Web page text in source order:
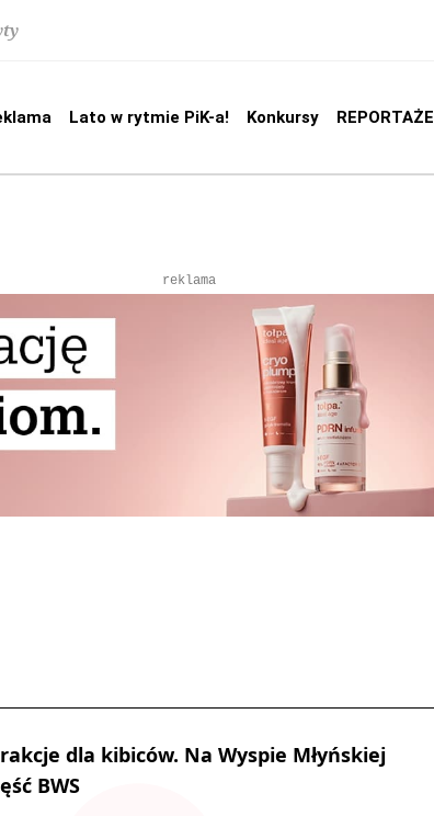
Lato w rytmie PiK-a! Konkursy REPORTAŻE
reklama
dla kibiców. Na Wyspie Młyńskiej
BWS